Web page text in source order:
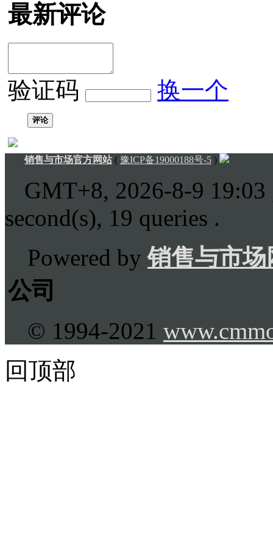
最新评论
验证码 换一个
评论
销售与市场官方网站( 豫ICP备19000188号-5 )
GMT+8, 2026-8-9 19:03
second(s), 19 queries .
Powered by销售与市场
公司
© 1994-2021
回顶部